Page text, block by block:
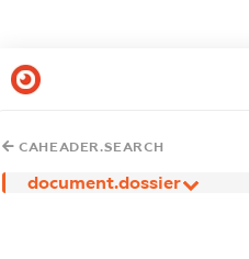
CAHEADER.SEARCH
document.dossier